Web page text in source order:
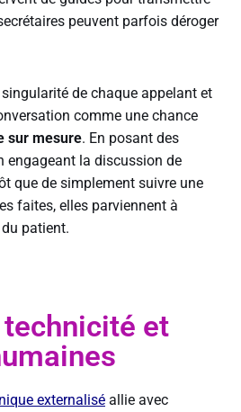
peuvent parfois déroger
de chaque appelant et
comme une chance
sur mesure. En posant des
engageant la discussion de
que de simplement suivre une
faites, elles parviennent à
patient.
et
externalisé allie avec